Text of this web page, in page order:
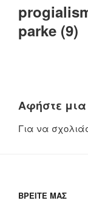
parke (9)
Αφήστε
Για να
ΒΡΕΊΤΕ ΜΑΣ